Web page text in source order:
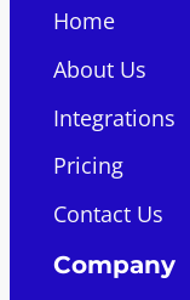
Home
About Us
Integrations
Pricing
Contact Us
Company